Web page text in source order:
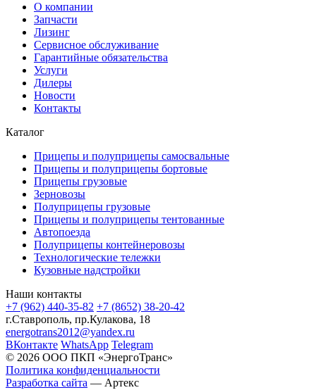
О компании
Запчасти
Лизинг
Сервисное обслуживание
Гарантийные обязательства
Услуги
Дилеры
Новости
Контакты
Каталог
Прицепы и полуприцепы самосвальные
Прицепы и полуприцепы бортовые
Прицепы грузовые
Зерновозы
Полуприцепы грузовые
Прицепы и полуприцепы тентованные
Автопоезда
Полуприцепы контейнеровозы
Технологические тележки
Кузовные надстройки
Наши контакты
+7 (962) 440-35-82 +7 (8652) 38-20-42
г.Ставрополь, пр.Кулакова, 18
energotrans2012@yandex.ru
ВКонтакте WhatsApp Telegram
© 2026 ООО ПКП «ЭнергоТранс»
Политика конфиденциальности
Разработка сайта — Артекс